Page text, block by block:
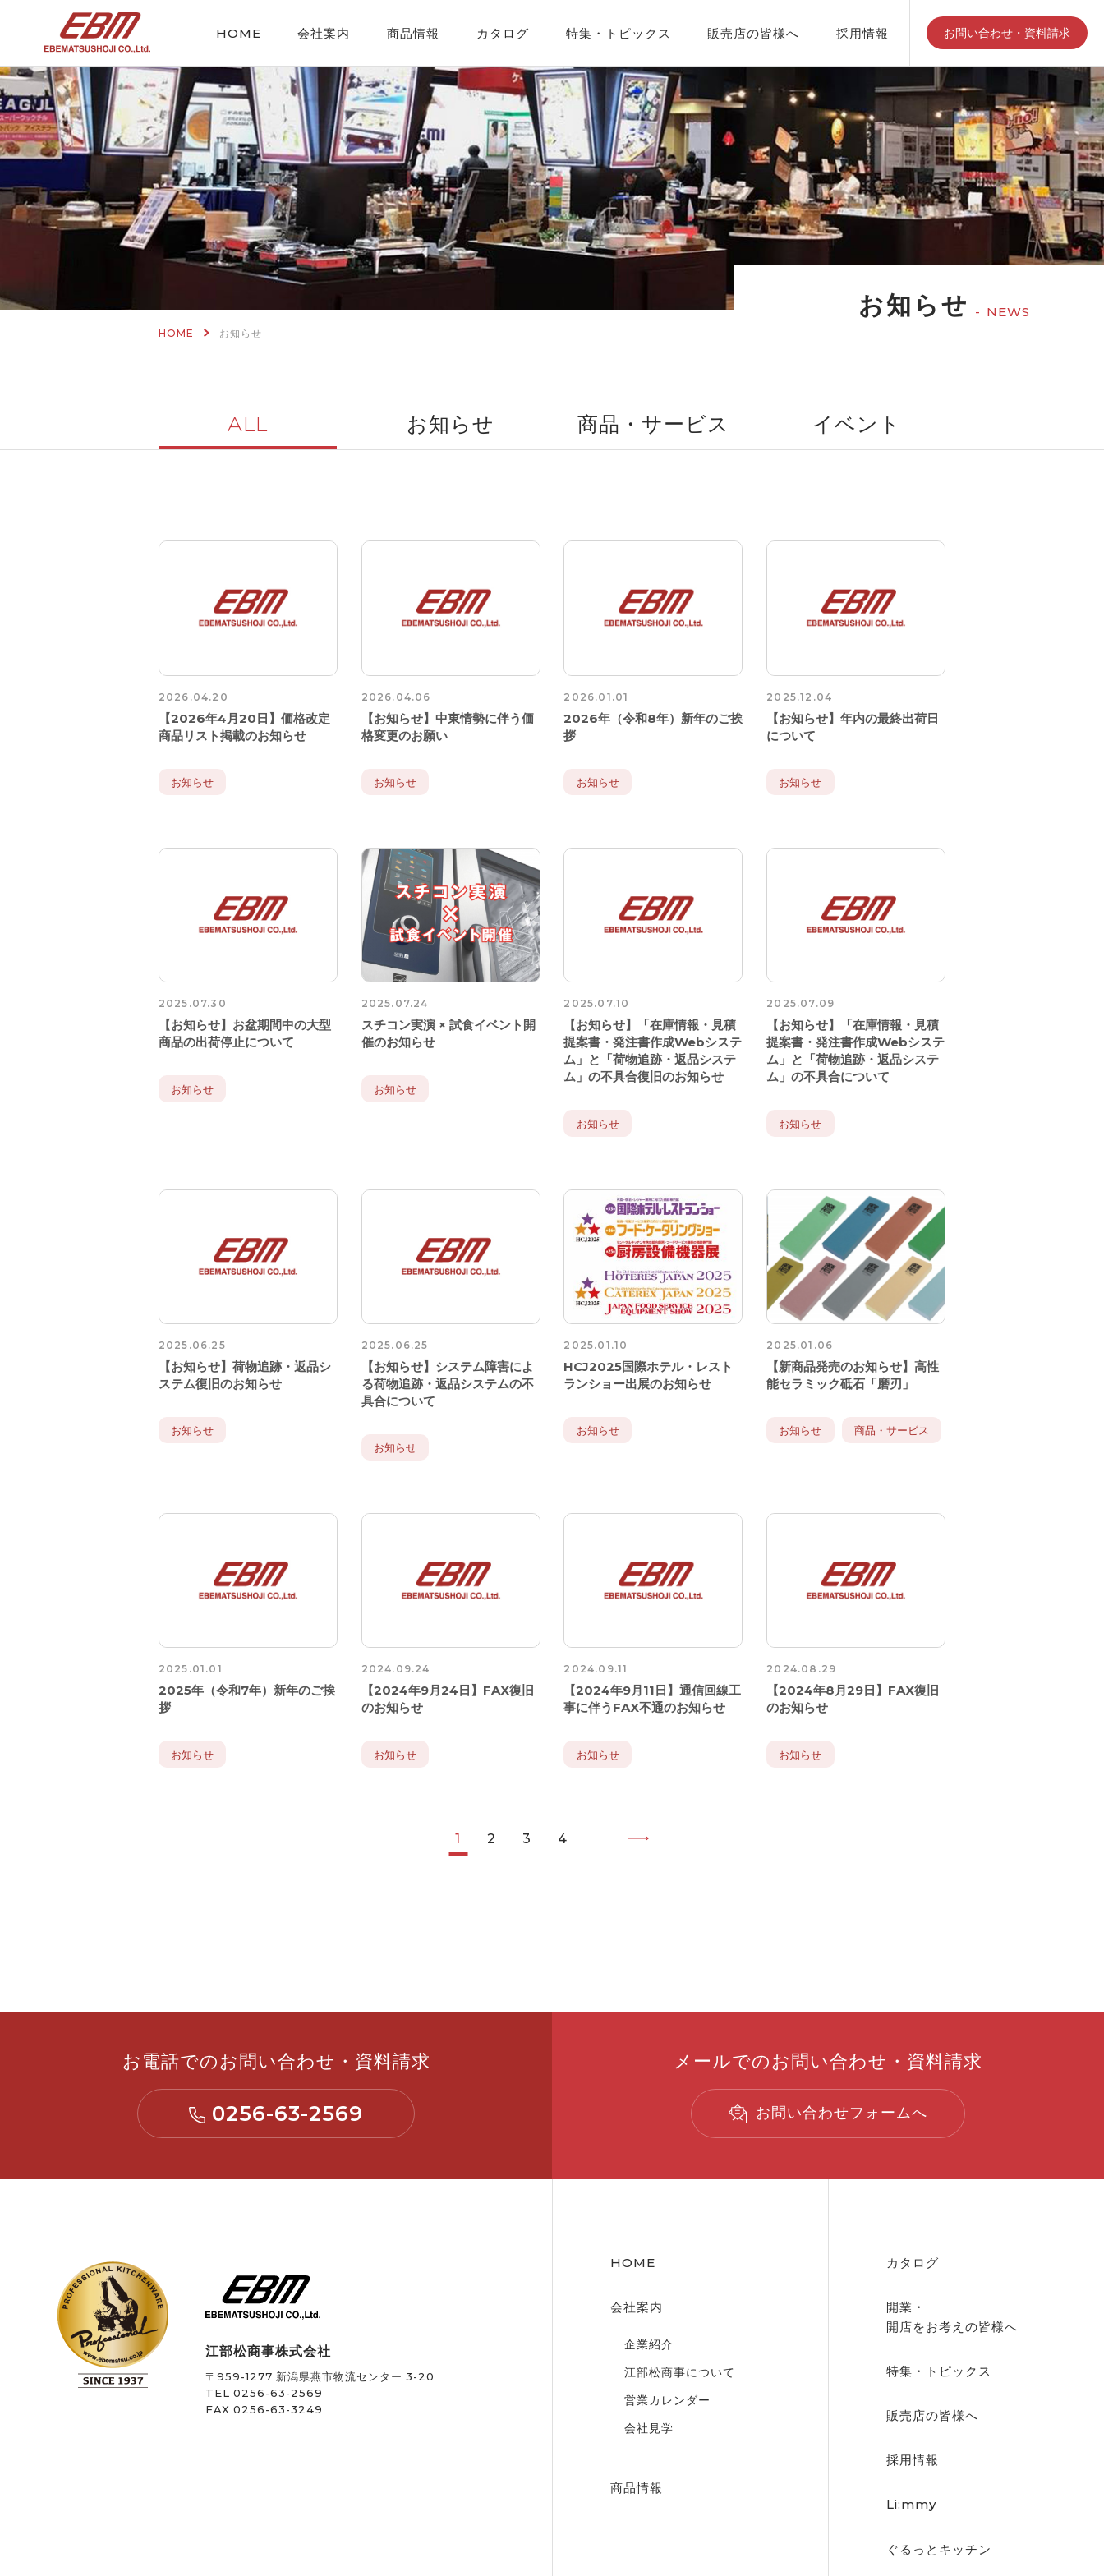
HOME 会社案内 企業紹介 江部松商事について
営業カレンダー 会社見学
商品情報 カタログ 特集・ トピックス 販売店の皆様へ 採用情報 お問い合わせ・資料請求
お知らせ NEWS
HOME お知らせ
ALL お知らせ 商品・ サービス イベント
2026.04.20
【2026年4月20日】価格改定
商品リスト掲載のお知らせ
お知らせ
2026.04.06
【お知らせ】中東情勢に伴う価
格変更のお願い
お知らせ
2026.01.01
2026年（令和8年）新年のご挨
拶
お知らせ
2025.12.04
【お知らせ】年内の最終出荷日
について
お知らせ
2025.07.30
【お知らせ】お盆期間中の大型
商品の出荷停止について
お知らせ
2025.07.24
スチコン実演 × 試食イベント開
催のお知らせ
お知らせ
2025.07.10
【お知らせ】「在庫情報・見積
提案書・発注書作成Webシステ
ム」と「荷物追跡・返品システ
ム」の不具合復旧のお知らせ
お知らせ
2025.07.09
【お知らせ】「在庫情報・見積
提案書・発注書作成Webシステ
ム」と「荷物追跡・返品システ
ム」の不具合について
お知らせ
2025.06.25
【お知らせ】荷物追跡・返品シ
ステム復旧のお知らせ
お知らせ
2025.06.25
【お知らせ】システム障害によ
る荷物追跡・返品システムの不
具合について
お知らせ
2025.01.10
HCJ2025国際ホテル・レスト
ランショー出展のお知らせ
お知らせ
2025.01.06
【新商品発売のお知らせ】高性
能セラミック砥石「磨刃」
お知らせ 商品・サービス
2025.01.01
2025年（令和7年）新年のご挨
拶
お知らせ
2024.09.24
【2024年9月24日】FAX復旧
のお知らせ
お知らせ
2024.09.11
【2024年9月11日】通信回線工
事に伴うFAX不通のお知らせ
お知らせ
2024.08.29
【2024年8月29日】FAX復旧
のお知らせ
お知らせ
1 2 3 4
お電話でのお問い合わせ ・ 資料請求
0256-63-2569
メールでのお問い合わせ ・ 資料請求
お問い合わせフォームへ
江部松商事株式会社
〒959-1277 新潟県燕市物流センター 3-20
TEL 0256-63-2569
FAX 0256-63-3249
HOME
会社案内
企業紹介
江部松商事について
営業カレンダー
会社見学
商品情報
カタログ
開業・
開店をお考えの皆様へ
特集・トピックス
販売店の皆様へ
採用情報
Li:mmy
ぐるっとキッチン